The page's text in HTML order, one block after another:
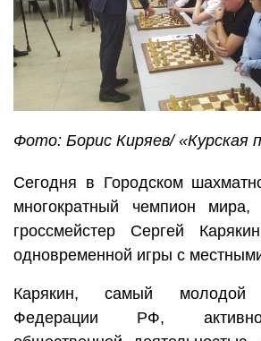
Фото: Борис Киряев/ «Курская
Сегодня в Городском
многократный чемпион мира,
гроссмейстер Сергей
одновременной игры с
Карякин, самый
Федерации РФ,